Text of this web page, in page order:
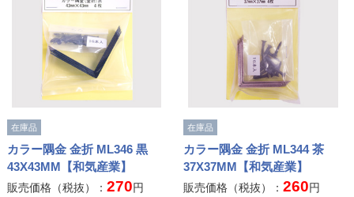
在庫品
カラー隅金 金折 ML346 黒
43X43MM【和気産業】
販売価格（税抜）： 270円
在庫品
カラー隅金 金折 ML344 茶
37X37MM【和気産業】
販売価格（税抜）：260円